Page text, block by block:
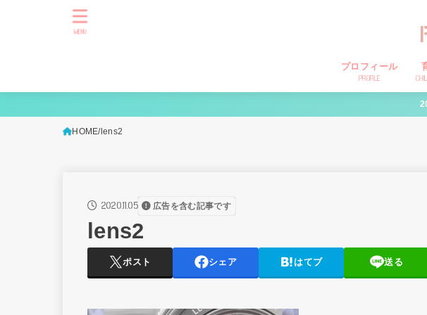
プロフィール
PROFILE
MENU
HOME lens2
2020.11.05 広告を含む記事です
lens2
ポスト シェア はてブ 送る